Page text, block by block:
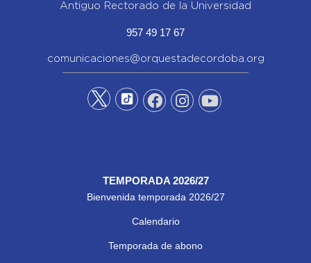
Antiguo Rectorado de la Universidad
957 49 17 67
comunicaciones@orquestadecordoba.org
TEMPORADA 2026/27
Bienvenida temporada 2026/27
Calendario
Temporada de abono